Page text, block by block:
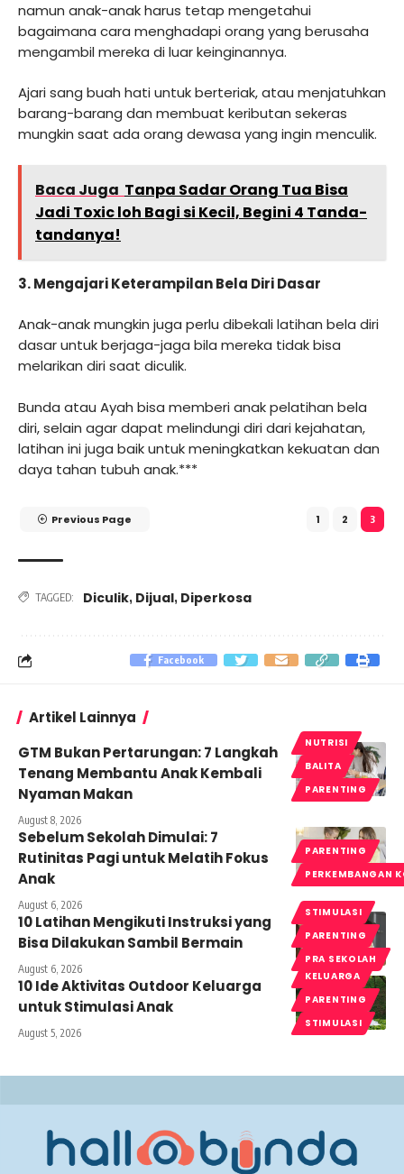
namun anak-anak harus tetap mengetahui
bagaimana cara menghadapi orang yang berusaha
mengambil mereka di luar keinginannya.
Ajari sang buah hati untuk berteriak, atau menjatuhkan
barang-barang dan membuat keributan sekeras
mungkin saat ada orang dewasa yang ingin menculik.
Baca Juga Tanpa Sadar Orang Tua Bisa
Jadi Toxic loh Bagi si Kecil, Begini 4 Tanda-
tandanya!
3. Mengajari Keterampilan Bela Diri Dasar
Anak-anak mungkin juga perlu dibekali latihan bela diri
dasar untuk berjaga-jaga bila mereka tidak bisa
melarikan diri saat diculik.
Bunda atau Ayah bisa memberi anak pelatihan bela
diri, selain agar dapat melindungi diri dari kejahatan,
latihan ini juga baik untuk meningkatkan kekuatan dan
daya tahan tubuh anak.***
Previous Page 1 2 3
TAGGED: Diculik, Dijual, Diperkosa
Facebook
Artikel Lainnya
NUTRISI
BALITA
PARENTING
GTM Bukan Pertarungan: 7 Langkah
Tenang Membantu Anak Kembali
Nyaman Makan
August 8, 2026
PARENTING
PERKEMBANGAN
Sebelum Sekolah Dimulai: 7
Rutinitas Pagi untuk Melatih Fokus
Anak
August 6, 2026
STIMULASI
PARENTING
PRA SEKOLAH
10 Latihan Mengikuti Instruksi yang
Bisa Dilakukan Sambil Bermain
August 6, 2026
KELUARGA
PARENTING
STIMULASI
10 Ide Aktivitas Outdoor Keluarga
untuk Stimulasi Anak
August 5, 2026